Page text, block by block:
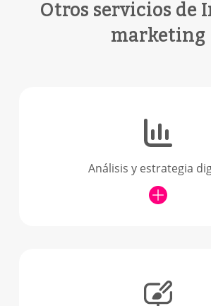
Otros servicios de
marketing
Análisis y estrategia